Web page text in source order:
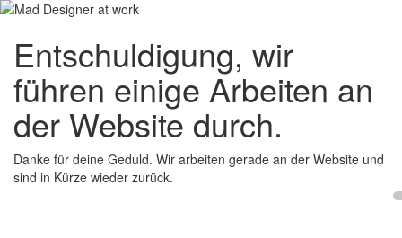
Entschuldigung, wir
führen einige Arbeiten an
der Website durch.
Danke für deine Geduld. Wir arbeiten gerade an der Website und
sind in Kürze wieder zurück.